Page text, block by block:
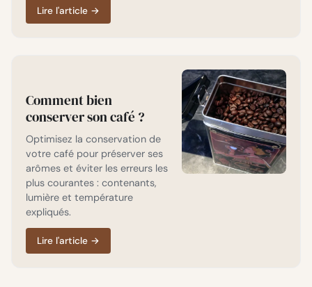
Lire l'article →
Comment bien
conserver son café ?
Optimisez la conservation de
votre café pour préserver ses
arômes et éviter les erreurs les
plus courantes : contenants,
lumière et température
expliqués.
Lire l'article →